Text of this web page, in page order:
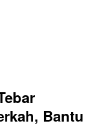
Bantu